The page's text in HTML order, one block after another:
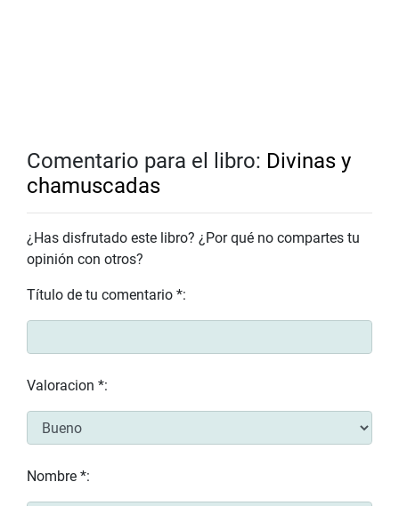
Comentario para el libro: Divinas y
chamuscadas
¿Has disfrutado este libro? ¿Por qué no compartes tu
opinión con otros?
Título de tu comentario *:
Valoracion *:
Nombre *: